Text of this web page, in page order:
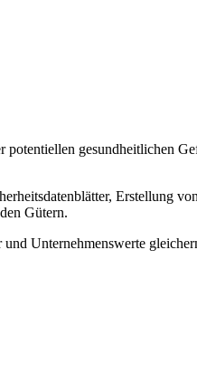
gesundheitlichen
Erstellung
Gütern.
Unternehmenswerte